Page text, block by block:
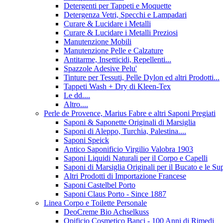
Detergenti per Tappeti e Moquette
Detergenza Vetri, Specchi e Lampadari
Curare & Lucidare i Metalli
Curare & Lucidare i Metalli Preziosi
Manutenzione Mobili
Manutenzione Pelle e Calzature
Antitarme, Insetticidi, Repellenti...
Spazzole Adesive Pelu'
Tinture per Tessuti, Pelle Dylon ed altri Prodotti...
Tappeti Wash + Dry di Kleen-Tex
Le dd....
Altro....
Perle de Provence, Marius Fabre e altri Saponi Pregiati
Saponi & Saponette Originali di Marsiglia
Saponi di Aleppo, Turchia, Palestina....
Saponi Speick
Antico Saponificio Virgilio Valobra 1903
Saponi Liquidi Naturali per il Corpo e Capelli
Saponi di Marsiglia Originali per il Bucato e le
Altri Prodotti di Importazione Francese
Saponi Castelbel Porto
Saponi Claus Porto - Since 1887
Linea Corpo e Toilette Personale
DeoCreme Bio Achselkuss
Opificio Cosmetico Banci - 100 Anni di Rimedi